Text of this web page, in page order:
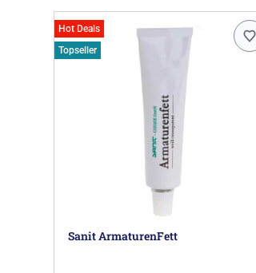
Hot Deals
Topseller
Sanit ArmaturenFett